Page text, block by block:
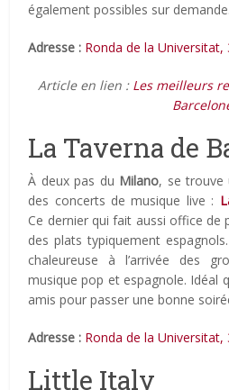
également possibles sur demande.
Adresse : Ronda de la Universitat,
Article en lien : Les meilleurs
La Taverna de
À deux pas du Milano, se
des concerts de musique live :
Ce dernier qui fait aussi office
des plats typiquement
chaleureuse à l’arrivée des
musique pop et espagnole. Idéal
amis pour passer une bonne
Adresse : Ronda de la Universitat,
Little Italy